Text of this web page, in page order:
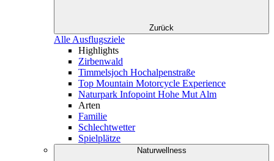
Zurück
Alle Ausflugsziele
Highlights
Zirbenwald
Timmelsjoch Hochalpenstraße
Top Mountain Motorcycle Experience
Naturpark Infopoint Hohe Mut Alm
Arten
Familie
Schlechtwetter
Spielplätze
Naturwellness